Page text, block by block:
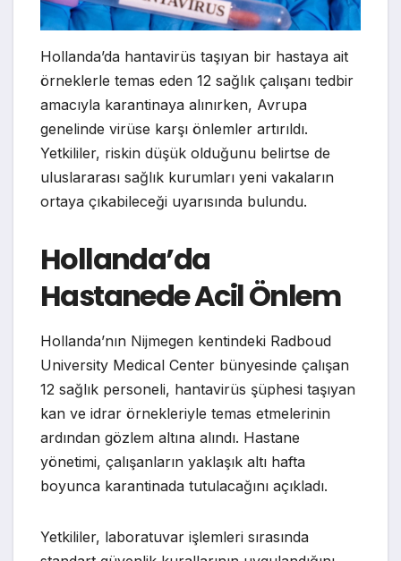
Hollanda’da hantavirüs taşıyan bir hastaya ait
örneklerle temas eden 12 sağlık çalışanı tedbir
amacıyla karantinaya alınırken, Avrupa
genelinde virüse karşı önlemler artırıldı.
Yetkililer, riskin düşük olduğunu belirtse de
uluslararası sağlık kurumları yeni vakaların
ortaya çıkabileceği uyarısında bulundu.
Hollanda’da
Hastanede Acil Önlem
Hollanda’nın Nijmegen kentindeki Radboud
University Medical Center bünyesinde çalışan
12 sağlık personeli, hantavirüs şüphesi taşıyan
kan ve idrar örnekleriyle temas etmelerinin
ardından gözlem altına alındı. Hastane
yönetimi, çalışanların yaklaşık altı hafta
boyunca karantinada tutulacağını açıkladı.
Yetkililer, laboratuvar işlemleri sırasında